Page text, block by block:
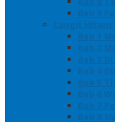
Bab 9
Langit Hitam
Bab 1
Bab 2
Bab 3
Bab 4
Bab 5
Bab 6
Bab 7
Bab 8